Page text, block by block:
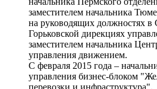
заместителем начальника
на руководящих должностях в
Горьковской дирекциях
заместителем начальника
управления движением.
С февраля 2015 года –
управления бизнес-блоком
перевозки и инфраструктура".